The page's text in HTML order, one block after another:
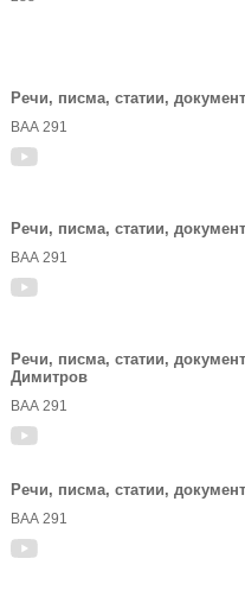
Речи, писма, статии,
ВАА 291
Речи, писма, статии,
ВАА 291
Речи, писма, статии,
Димитров
ВАА 291
Речи, писма, статии,
ВАА 291